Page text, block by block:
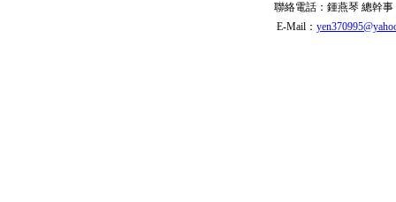
聯絡電話： 鍾燕琴 總幹事
E-Mail：